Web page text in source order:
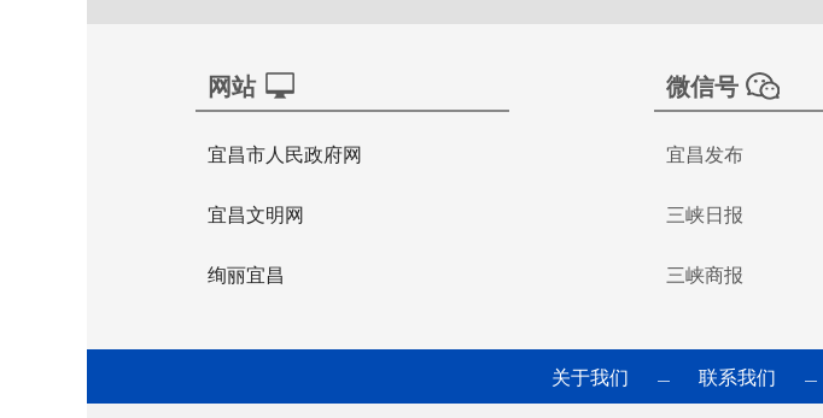
网站
宜昌市人民政府网
宜昌文明网
绚丽宜昌
微信号
宜昌发布
三峡日报
三峡商报
关于我们 — 联系我们 —